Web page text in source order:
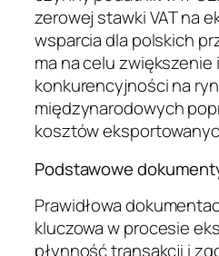
zerowej stawki VAT na
wsparcia dla polskich
ma na celu zwiększenie
konkurencyjności na
międzynarodowych
kosztów
Podstawowe
Prawidłowa
kluczowa w procesie
płynność transakcji i